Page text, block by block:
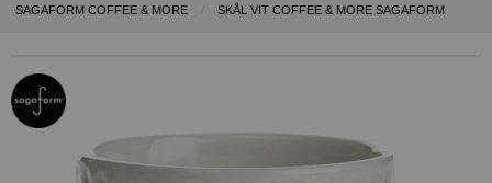
SAGAFORM COFFEE & MORE
SKÅL VIT COFFEE & MORE SAGAFORM